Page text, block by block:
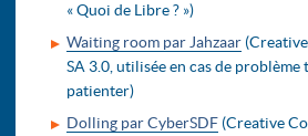
« Quoi de Libre ? »)
Waiting room par Jahzaar
SA 3.0, utilisée en cas de
patienter)
Dolling par CyberSDF (Creative